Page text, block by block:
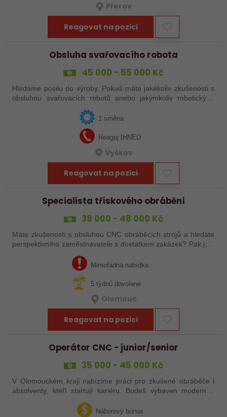
Přerov
Reagovat na pozici
Obsluha svařovacího robota
45 000 - 55 000 Kč
Hledáme posilu do výroby. Pokud máte jakékoliv zkušenosti s
obsluhou svařovacích robotů anebo jakýmkoliv robotickým,
1 směna
Reaguj IHNED
Vyškov
Reagovat na pozici
Specialista třískového obrábění
38 000 - 48 000 Kč
Máte zkušenosti s obsluhou CNC obráběcích strojů a hledáte
perspektivního zaměstnavatele s dostatkem zakázek? Pak jste
na správném inzerátu nabídky práce a reagujte zasláním
Mimořádná nabídka
5 týdnů dovolené
Olomouc
Reagovat na pozici
Operátor CNC - junior/senior
35 000 - 45 000 Kč
V Olomouckém kraji nabízíme práci pro zkušené obráběče i
absolventy, kteří startují kariéru. Budeš vybaven moderním
dozvědět více, neváhej…
Náborový bonus